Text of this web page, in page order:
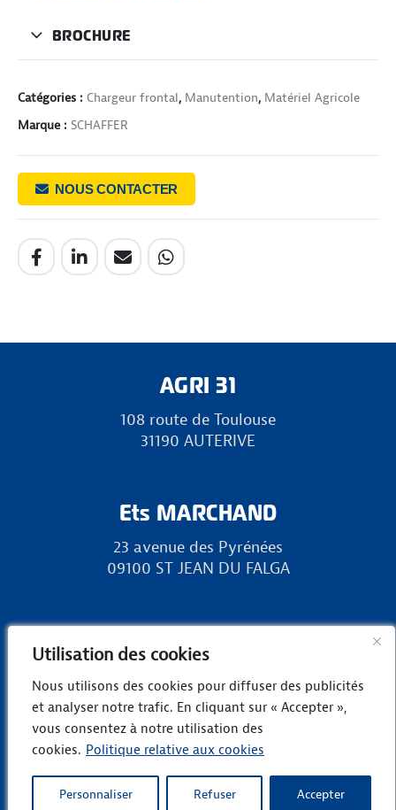
Utilisation des cookies
Nous utilisons des cookies pour diffuser des publicités
et analyser notre trafic. En cliquant sur « Accepter »,
vous consentez à notre utilisation des
cookies. Politique relative aux cookies
Personnaliser Refuser Accepter
BROCHURE
Catégories : Chargeur frontal, Manutention, Matériel Agricole
Marque : SCHAFFER
NOUS CONTACTER
AGRI 31
108 route de Toulouse
31190 AUTERIVE
Ets MARCHAND
23 avenue des Pyrénées
09100 ST JEAN DU FALGA
RURAL 31
31800 LANDORTHE
Copyright © Groupe Marchand -Mentions
légales- Politique de confidentialité